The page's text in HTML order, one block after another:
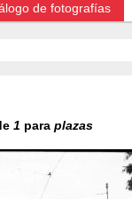
de fotografías
1 para plazas